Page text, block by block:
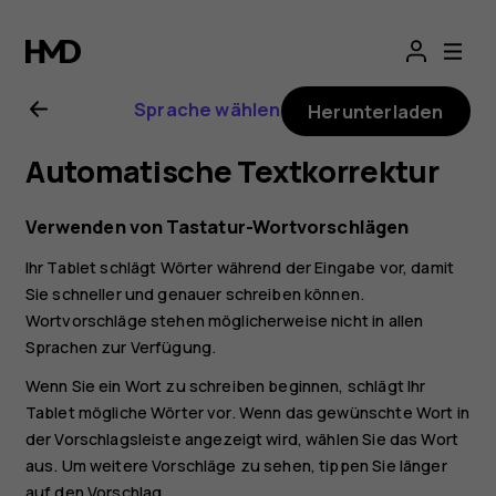
Nokia
T20 Sprache wählen Herunterladen
Automatische Textkorrektur
Verwenden von Tastatur-Wortvorschlägen
Ihr Tablet schlägt Wörter während der Eingabe vor, damit
Sie schneller und genauer schreiben können.
Wortvorschläge stehen möglicherweise nicht in allen
Sprachen zur Verfügung.
Wenn Sie ein Wort zu schreiben beginnen, schlägt Ihr
Tablet mögliche Wörter vor. Wenn das gewünschte Wort in
der Vorschlagsleiste angezeigt wird, wählen Sie das Wort
aus. Um weitere Vorschläge zu sehen, tippen Sie länger